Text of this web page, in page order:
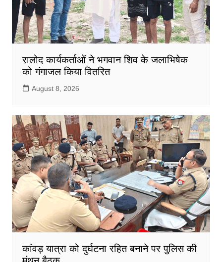
रालोद कार्यकर्ताओं ने भगवान शिव के जलाभिषेक
को गंगाजल किया वितरित
August 8, 2026
कांवड़ यात्रा को दुर्घटना रहित बनाने पर पुलिस की